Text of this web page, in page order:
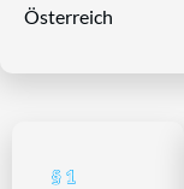
Österreich